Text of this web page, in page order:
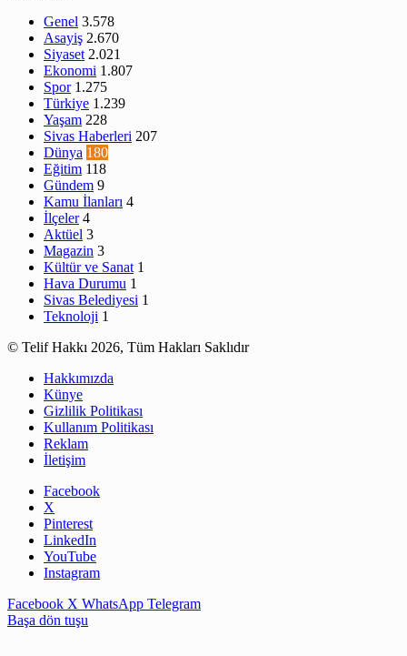
Genel 3.578
Asayiş 2.670
Siyaset 2.021
Ekonomi 1.807
Spor 1.275
Türkiye 1.239
Yaşam 228
Sivas Haberleri 207
Dünya 180
Eğitim 118
Gündem 9
Kamu İlanları 4
İlçeler 4
Aktüel 3
Magazin 3
Kültür ve Sanat 1
Hava Durumu 1
Sivas Belediyesi 1
Teknoloji 1
© Telif Hakkı 2026, Tüm Hakları Saklıdır
Hakkımızda
Künye
Gizlilik Politikası
Kullanım Politikası
Reklam
İletişim
Facebook
X
Pinterest
LinkedIn
YouTube
Instagram
Facebook X WhatsApp Telegram
Başa dön tuşu